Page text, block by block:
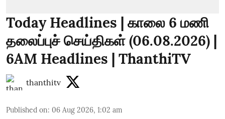
Today Headlines | காலை 6 மணி
தலைப்புச் செய்திகள் (06.08.2026) |
6AM Headlines | ThanthiTV
thanthitv
Published on: 06 Aug 2026, 1:02 am